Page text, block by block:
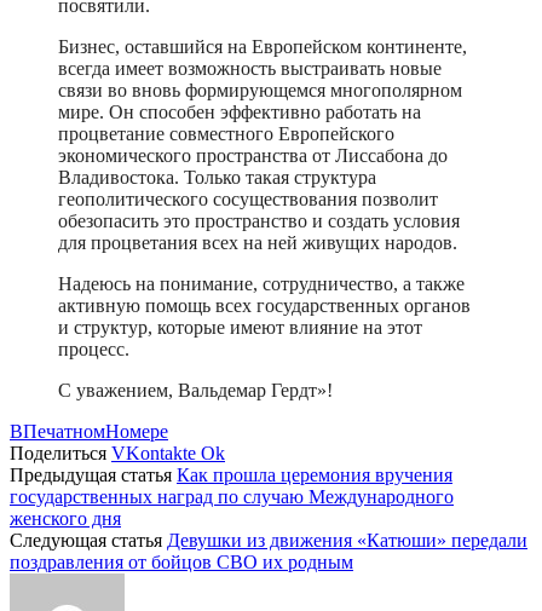
посвятили.
Бизнес, оставшийся на Европейском континенте,
всегда имеет возможность выстраивать новые
связи во вновь формирующемся многополярном
мире. Он способен эффективно работать на
процветание совместного Европейского
экономического пространства от Лиссабона до
Владивостока. Только такая структура
геополитического сосуществования позволит
обезопасить это пространство и создать условия
для процветания всех на ней живущих народов.
Надеюсь на понимание, сотрудничество, а также
активную помощь всех государственных органов
и структур, которые имеют влияние на этот
процесс.
С уважением, Вальдемар Гердт»!
ВПечатномНомере
Поделиться VKontakte Ok
Предыдущая статья Как прошла церемония вручения
государственных наград по случаю Международного
женского дня
Следующая статья Девушки из движения «Катюши» передали
поздравления от бойцов СВО их родным